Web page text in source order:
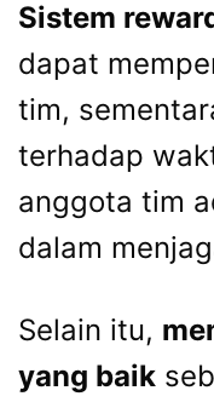
Sistem
dapat
tim,
terhadap
anggota tim
dalam
Selain itu,
yang baik